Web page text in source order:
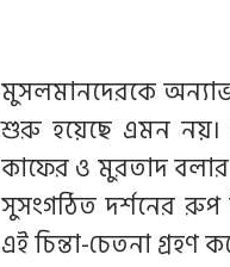
মুসলমানদেরকে
শুরু হয়েছে এমন নয়।
কাফের ও মুরতাদ বলার
সুসংগঠিত দর্শনের রুপ
এই চিন্তা-চেতনা গ্রহণ